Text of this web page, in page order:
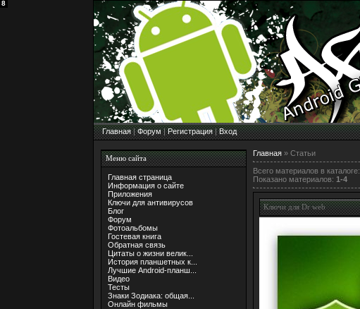
Главная|Форум|Регистрация|Вход
Меню сайта
Главная страница
Информация о сайте
Приложения
Ключи для антивирусов
Блог
Форум
Фотоальбомы
Гостевая книга
Обратная связь
Цитаты о жизни велик...
История планшетных к...
Лучшие Android-планш...
Видео
Тесты
Знаки Зодиака: общая...
Онлайн фильмы
1
2
3
4
5
6
7
8
Главная » Статьи
Всего материалов в каталоге:
Показано материалов: 1-4
Ключи для Dr web